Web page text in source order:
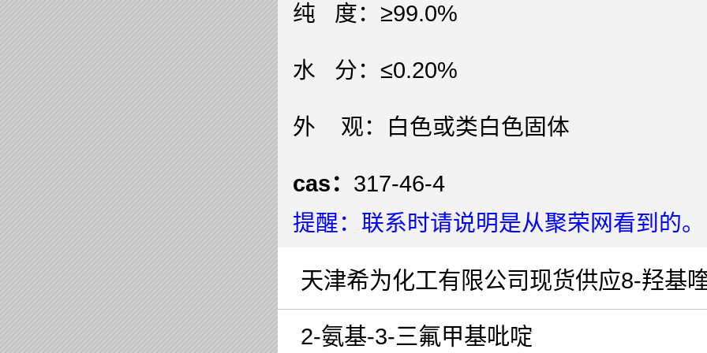
纯 度：≥99.0%
水 分：≤0.20%
外 观：白色或类白色固体
cas： 317-46-4
提醒：联系时请说明是从聚荣网看到的。
天津希为化工有限公司现货供应8-羟基
2-氨基-3-三氟甲基吡啶